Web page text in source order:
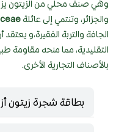
وهي صنف محلي من الزيتون
والجزائر، وتنتمي إلى عائلة
الجافة والتربة الفقيرة،و
التقليدية، مما منحه مقاومة
بالأصناف التجارية الأخرى.
بطاقة شجرة زيتون